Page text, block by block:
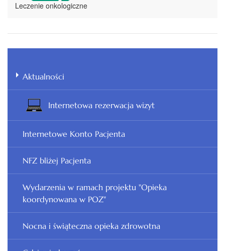
Leczenie onkologiczne
Aktualności
Internetowa rezerwacja wizyt
Internetowe Konto Pacjenta
NFZ bliżej Pacjenta
Wydarzenia w ramach projektu "Opieka
koordynowana w POZ"
Nocna i świąteczna opieka zdrowotna